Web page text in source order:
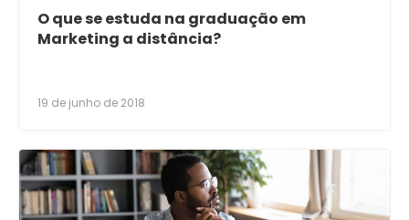
O que se estuda na graduação em
Marketing a distância?
19 de junho de 2018